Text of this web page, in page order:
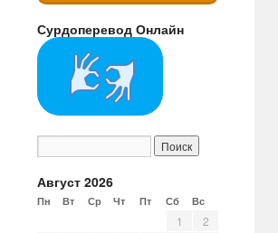
Сурдоперевод Онлайн
Август 2026
Пн Вт Ср Чт Пт Сб Вс
1
2